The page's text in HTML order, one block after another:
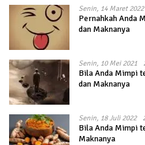
Senin, 14 Maret 2022
Pernahkah Anda
dan Maknanya
Senin, 10 Mei 2021
Bila Anda Mimpi
dan Maknanya
Senin, 18 Juli 2022
Bila Anda Mimpi
Maknanya